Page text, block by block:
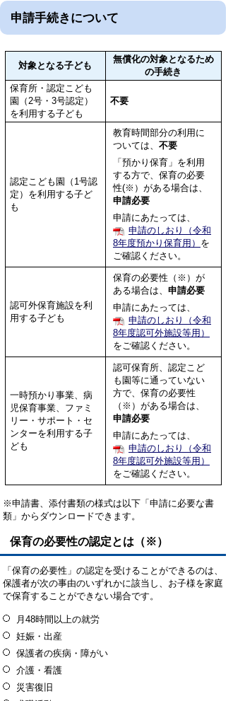
申請手続きについて
対象となる子ども
無償化の対象となるため
の手続き
保育所・認定こども
園（2号・3号認定）
を利用する子ども
不要
認定こども園（1号認
定）を利用する子ど
も
教育時間部分の利用に
ついては、 不要
「預かり保育」を利用
する方で、保育の必要
性(※）がある場合は、
申請必要
申請にあたっては、
申請のしおり（令和
8年度預かり保育用） を
ご確認ください。
認可外保育施設を利
用する子ども
保育の必要性（※）が
ある場合は、 申請必要
申請にあたっては、
申請のしおり（令和
8年度認可外施設等用）
をご確認ください。
一時預かり事業、病
児保育事業、ファミ
リー・サポート・セ
ンターを利用する子
ども
認可保育所、認定こど
も園等に通っていない
方で、保育の必要性
（※）がある場合は、
申請必要
申請にあたっては、
申請のしおり（令和
8年度認可外施設等用）
をご確認ください。
※申請書、添付書類の様式は以下「申請に必要な書
類」からダウンロードできます。
保育の必要性の認定とは（※）
「保育の必要性」の認定を受けることができるのは、
保護者が次の事由のいずれかに該当し、お子様を家庭
で保育することができない場合です。
月48時間以上の就労
妊娠・出産
保護者の疾病・障がい
介護・看護
災害復旧